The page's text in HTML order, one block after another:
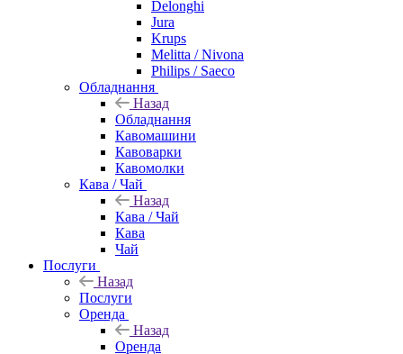
Delonghi
Jura
Krups
Melitta / Nivona
Philips / Saeco
Обладнання
Назад
Обладнання
Кавомашини
Кавоварки
Кавомолки
Кава / Чай
Назад
Кава / Чай
Кава
Чай
Послуги
Назад
Послуги
Оренда
Назад
Оренда